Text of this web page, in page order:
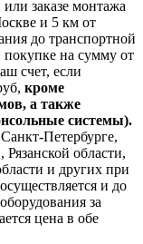
заказе монтажа
и 5 км от
до транспортной
покупке на сумму от
счет, если
кроме
а также
системы).
Петербурге,
Рязанской области,
и других при
и до
за
цена в обе